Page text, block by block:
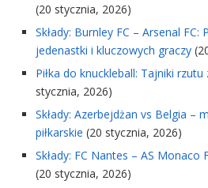
(20 stycznia, 2026)
Składy: Burnley FC – Arsenal
jedenastki i kluczowych graczy
Piłka do knuckleball: Tajniki rzutu
stycznia, 2026)
Składy: Azerbejdżan vs Belgia –
piłkarskie (20 stycznia, 2026)
Składy: FC Nantes – AS Monaco
(20 stycznia, 2026)